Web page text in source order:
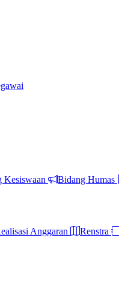
Kesiswaan Bidang Humas
Anggaran Renstra